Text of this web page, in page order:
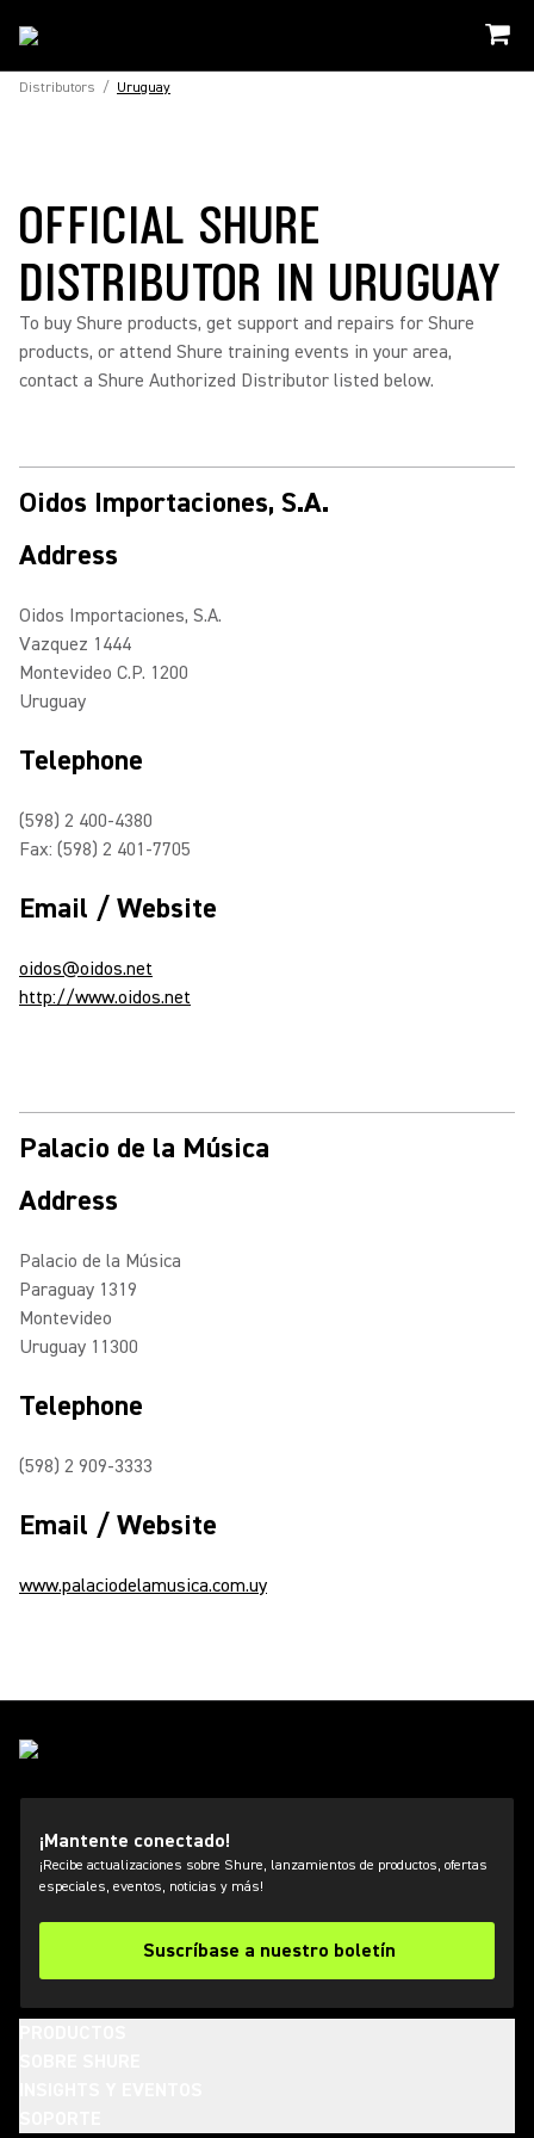
Distributors / Uruguay
OFFICIAL SHURE
DISTRIBUTOR IN URUGUAY
To buy Shure products, get support and repairs for Shure
products, or attend Shure training events in your area,
contact a Shure Authorized Distributor listed below.
Oidos Importaciones, S.A.
Address
Oidos Importaciones, S.A.
Vazquez 1444
Montevideo C.P. 1200
Uruguay
Telephone
(598) 2 400-4380
Fax: (598) 2 401-7705
Email / Website
oidos@oidos.net
http://www.oidos.net
Palacio de la Música
Address
Palacio de la Música
Paraguay 1319
Montevideo
Uruguay 11300
Telephone
(598) 2 909-3333
Email / Website
www.palaciodelamusica.com.uy
¡Mantente conectado!
¡Recibe actualizaciones sobre Shure, lanzamientos de productos, ofertas
especiales, eventos, noticias y más!
Suscríbase a nuestro boletín